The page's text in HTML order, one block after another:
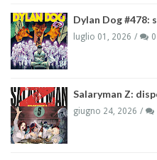
Dylan Dog #478:
luglio 01, 2026 0
Salaryman Z:
giugno 24, 2026